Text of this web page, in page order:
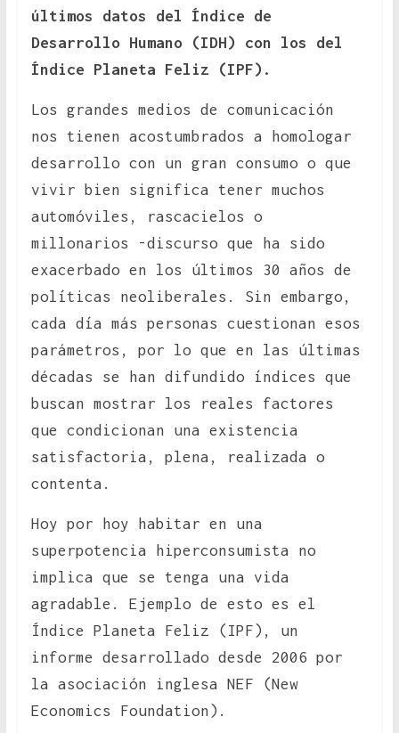
últimos datos del Índice de
Desarrollo Humano (IDH) con los del
Índice Planeta Feliz (IPF).
Los grandes medios de comunicación
nos tienen acostumbrados a homologar
desarrollo con un gran consumo o que
vivir bien significa tener muchos
automóviles, rascacielos o
millonarios -discurso que ha sido
exacerbado en los últimos 30 años de
políticas neoliberales. Sin embargo,
cada día más personas cuestionan esos
parámetros, por lo que en las últimas
décadas se han difundido índices que
buscan mostrar los reales factores
que condicionan una existencia
satisfactoria, plena, realizada o
contenta.
Hoy por hoy habitar en una
superpotencia hiperconsumista no
implica que se tenga una vida
agradable. Ejemplo de esto es el
Índice Planeta Feliz (IPF), un
informe desarrollado desde 2006 por
la asociación inglesa NEF (New
Economics Foundation).